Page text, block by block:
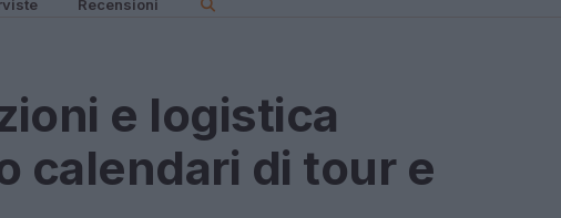
Recensioni
e logistica
calendari di tour e